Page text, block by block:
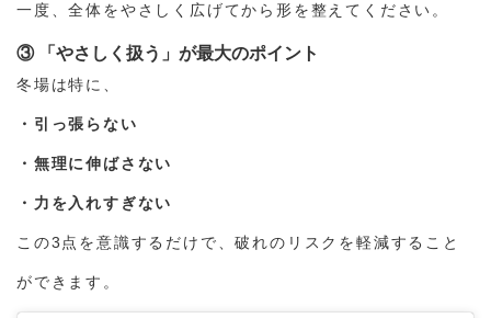
一度、全体をやさしく広げてから形を整えてください。
③ 「やさしく扱う」が最大のポイント
冬場は特に、
・引っ張らない
・無理に伸ばさない
・力を入れすぎない
この3点を意識するだけで、破れのリスクを軽減すること
ができます。